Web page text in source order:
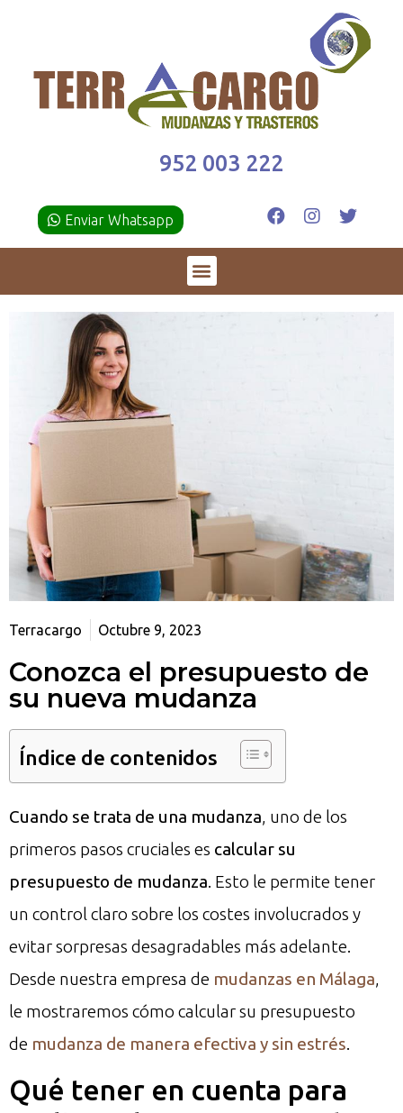
952 003 222
Enviar Whatsapp
Terracargo Octubre 9, 2023
Conozca el presupuesto de
su nueva mudanza
Índice de contenidos
Cuando se trata de una mudanza, uno de los
primeros pasos cruciales es calcular su
presupuesto de mudanza. Esto le permite tener
un control claro sobre los costes involucrados y
evitar sorpresas desagradables más adelante.
Desde nuestra empresa de mudanzas en Málaga,
le mostraremos cómo calcular su presupuesto
de mudanza de manera efectiva y sin estrés.
Qué tener en cuenta para